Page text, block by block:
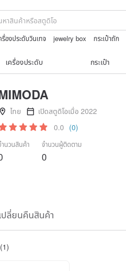
รื่องประดับวินเทจ jewelry box กระเป๋าถัก
เครื่องประดับ กระเป๋า
ไทย
เปิดสตูดิโอเมื่อ 2022
0.0 (0)
นวนสินค้า จำนวนผู้ติดตาม
0
ปลี่ยนคืนสินค้า